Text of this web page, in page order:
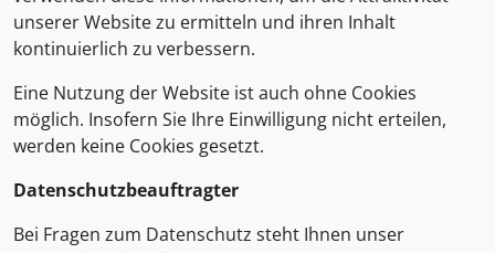
unserer Website zu ermitteln und ihren Inhalt
kontinuierlich zu verbessern.
Eine Nutzung der Website ist auch ohne Cookies
möglich. Insofern Sie Ihre Einwilligung nicht erteilen,
werden keine Cookies gesetzt.
Datenschutzbeauftragter
Bei Fragen zum Datenschutz steht Ihnen unser